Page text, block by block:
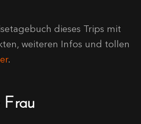
dieses Trips mit
weiteren Infos und tollen
.